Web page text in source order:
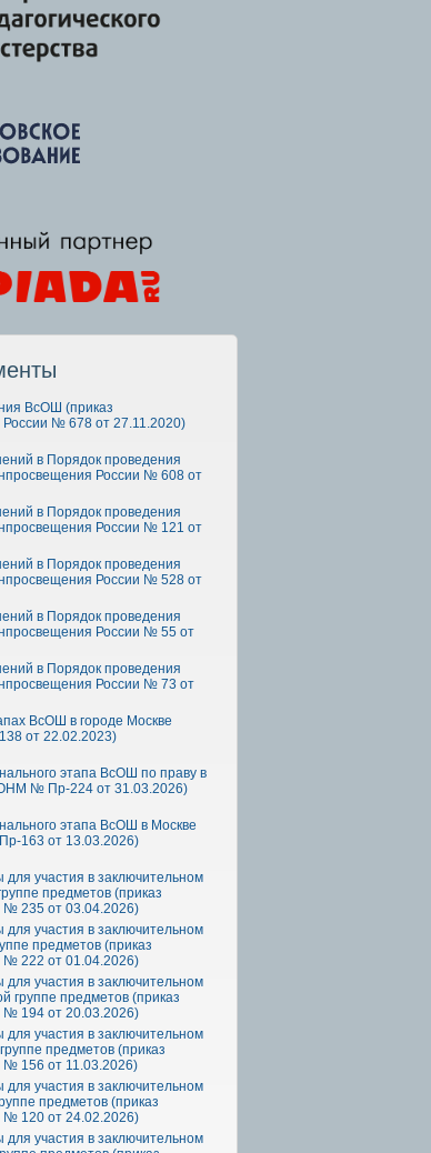
ВсОШ (приказ
№ 678 от 27.11.2020)
в Порядок проведения
России № 608 от
в Порядок проведения
России № 121 от
в Порядок проведения
России № 528 от
в Порядок проведения
России № 55 от
в Порядок проведения
России № 73 от
ВсОШ в городе Москве
от 22.02.2023)
этапа ВсОШ по праву в
№ Пр-224 от 31.03.2026)
этапа ВсОШ в Москве
163 от 13.03.2026)
участия в заключительном
предметов (приказ
235 от 03.04.2026)
участия в заключительном
предметов (приказ
222 от 01.04.2026)
участия в заключительном
группе предметов (приказ
194 от 20.03.2026)
участия в заключительном
предметов (приказ
156 от 11.03.2026)
участия в заключительном
предметов (приказ
120 от 24.02.2026)
участия в заключительном